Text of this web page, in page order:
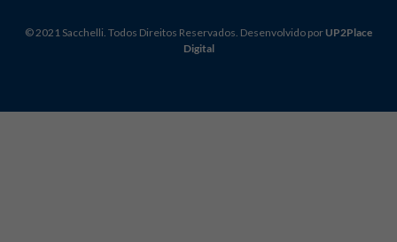
© 2021 Sacchelli. Todos Direitos Reservados. Desenvolvido por UP2Place
Digital